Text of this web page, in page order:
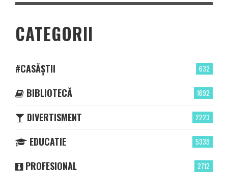
CATEGORII
632
#CASĂȘTII
1692
BIBLIOTECĂ
2223
DIVERTISMENT
5339
EDUCATIE
2712
PROFESIONAL